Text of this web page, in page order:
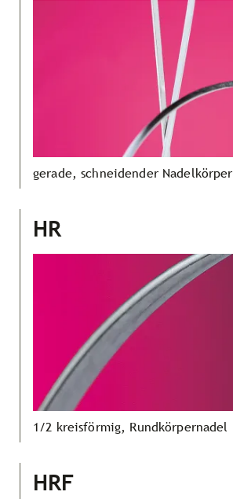
gerade, schneidender Nadelkörper
HR
1/2 kreisförmig, Rundkörpernadel
HRF